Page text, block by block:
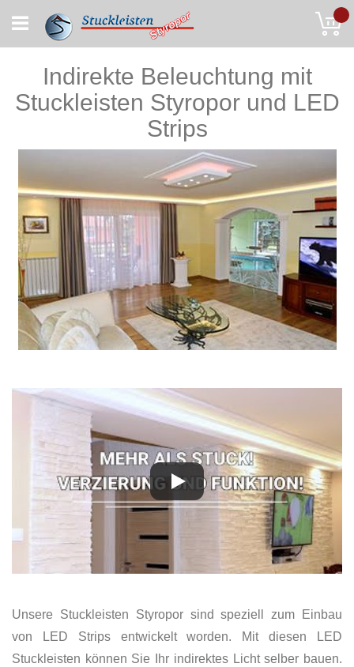
to
Content
Indirekte Beleuchtung mit
Stuckleisten Styropor und LED
Strips
Unsere Stuckleisten Styropor sind speziell zum Einbau
von LED Strips entwickelt worden. Mit diesen LED
Stuckleisten können Sie Ihr indirektes Licht selber bauen.